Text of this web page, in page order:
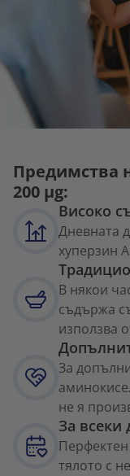
Предимства
200 µg:
Високо
Дневната
хуперзин
В някои
съдържа
използва
За
не я
За всеки
тялото с